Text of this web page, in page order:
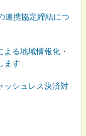
連携協定締結につ
る地域情報化・
ます
ッシュレス決済対